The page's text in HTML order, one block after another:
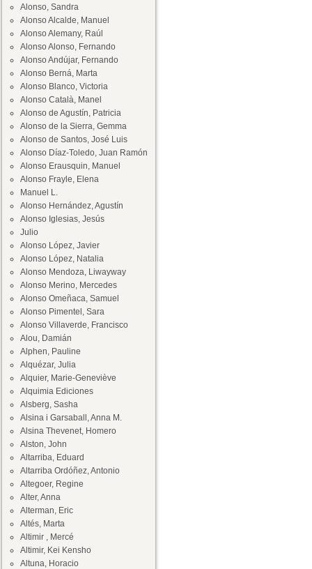
Alonso, Sandra
Alonso Alcalde, Manuel
Alonso Alemany, Raúl
Alonso Alonso, Fernando
Alonso Andújar, Fernando
Alonso Berná, Marta
Alonso Blanco, Victoria
Alonso Català, Manel
Alonso de Agustín, Patricia
Alonso de la Sierra, Gemma
Alonso de Santos, José Luis
Alonso Díaz-Toledo, Juan Ramón
Alonso Erausquin, Manuel
Alonso Frayle, Elena
Manuel L.
Alonso Hernández, Agustín
Alonso Iglesias, Jesús
Julio
Alonso López, Javier
Alonso López, Natalia
Alonso Mendoza, Liwayway
Alonso Merino, Mercedes
Alonso Omeñaca, Samuel
Alonso Pimentel, Sara
Alonso Villaverde, Francisco
Alou, Damián
Alphen, Pauline
Alquézar, Julia
Alquier, Marie-Geneviève
Alquimia Ediciones
Alsberg, Sasha
Alsina i Garsaball, Anna M.
Alsina Thevenet, Homero
Alston, John
Altarriba, Eduard
Altarriba Ordóñez, Antonio
Altegoer, Regine
Alter, Anna
Alterman, Eric
Altés, Marta
Altimir , Mercé
Altimir, Kei Kensho
Altuna, Horacio